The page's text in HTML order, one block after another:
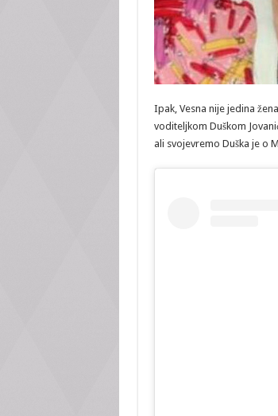
Ipak, Vesna nije jedina
voditeljkom Duškom
ali svojevremo Duška je o